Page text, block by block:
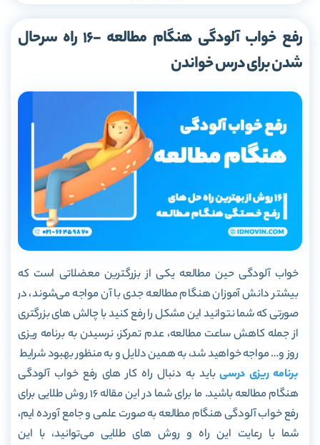
رفع خواب آلودگی هنگام مطالعه -16 راه سرحال
شدن برای درس خواندن
خواب آلودگی حین مطالعه یکی از بزرگترین معضلاتی است که
بیشتر دانش آموزان هنگام مطالعه جدی با آن مواجه می‌شوند، در
صورتی که شما نتوانید این مشکل را رفع کنید با چالش های بزرگتری
از جمله کاهش ساعت مطالعه، عدم تمرکز، نرسیدن به برنامه ریزی
روز و… مواجه خواهید شد، به همین دلایل و به منظور بهبود شرایط
برنامه ریزی درسی باید به دنبال راه کار های رفع خواب آلودگی
هنگام مطالعه باشید. ما برای شما در این مقاله 16 روش طلایی برای
رفع خواب آلودگی هنگام مطالعه به صورت علمی و جامع آورده ایم،
شما با رعایت این راه و روش های طلایی می‌توانید، با این